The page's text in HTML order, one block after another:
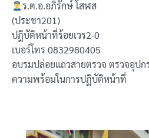
ร.ต.อ.อภิรักษ์ โสฬส
(ประชา201)
ปฎิบัติหน้าที่ร้อยเวร2-0
เบอร์โทร 0832980405
อบรมปล่อยแถวสายตรวจ ตรวจอุป
ความพร้อมในการปฏิบัติหน้าที่